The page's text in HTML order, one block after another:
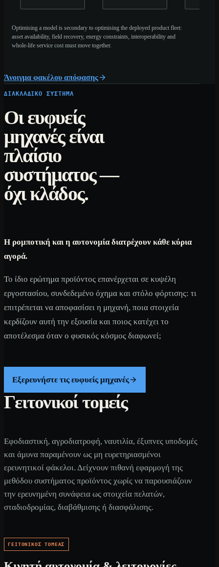
Optimising a model is secondary to optimising the deployed product fleet:
asset availability, field recovery, energy constraints, interoperability and
whole-life service cost must move together.
Άνοιγμα φακέλου απόφασης
ΔΙΑΚΛΑΔΙΚΌ ΣΎΣΤΗΜΑ
Οι ευφυείς
μηχανές είναι
πλαίσιο
συστήματος —
όχι κλάδος.
Η ρομποτική και η αυτονομία διατρέχουν κάθε κύρια
αγορά.
Το ίδιο ερώτημα προϊόντος επανέρχεται σε κυψέλη
εργοστασίου, συνδεδεμένο όχημα και στόλο φόρτισης: τι
επιτρέπεται να αποφασίσει η μηχανή, ποια στοιχεία
κερδίζουν αυτή την εξουσία και ποιος κατέχει το
αποτέλεσμα όταν ο φυσικός κόσμος διαφωνεί;
Εξερευνήστε τις ευφυείς μηχανές
Γειτονικοί τομείς
Εφοδιαστική, αγροδιατροφή, ναυτιλία, έξυπνες υποδομές
και άμυνα παραμένουν ως μη ευρετηριασμένοι
ερευνητικοί φάκελοι. Δείχνουν πιθανή εφαρμογή της
μεθόδου συστήματος προϊόντος χωρίς να παρουσιάζουν
την ερευνημένη συνάφεια ως στοιχεία πελατών,
σταδιοδρομίας, διαβάθμισης ή διασφάλισης.
ΓΕΙΤΟΝΙΚΌΣ ΤΟΜΈΑΣ